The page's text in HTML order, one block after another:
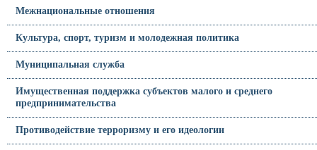
Межнациональные отношения
Культура, спорт, туризм и молодежная политика
Муниципальная служба
Имущественная поддержка субъектов малого и среднего
предпринимательства
Противодействие терроризму и его идеологии